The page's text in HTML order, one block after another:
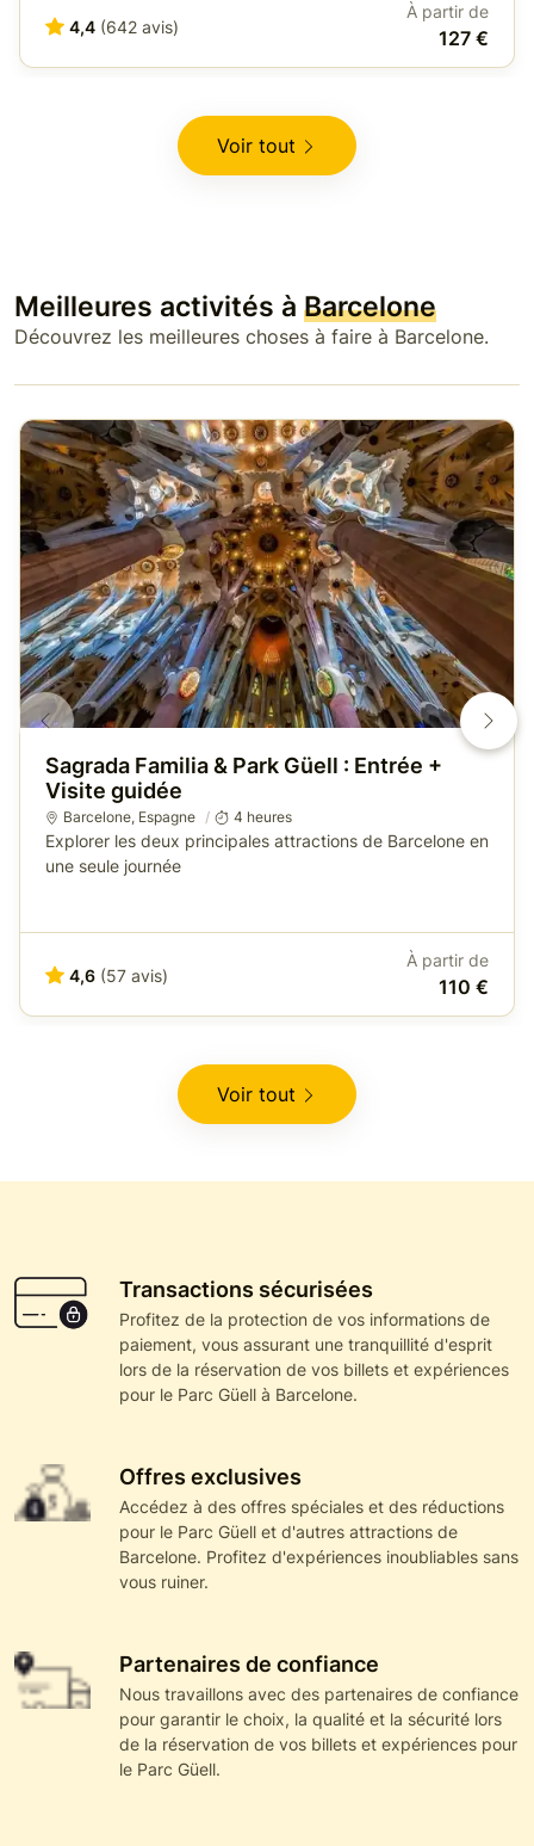
4,4 (642 avis)
À partir de
127 €
Voir tout
Meilleures activités à Barcelone
Découvrez les meilleures choses à faire à Barcelone.
Sagrada Familia & Park Güell : Entrée +
Visite guidée
Barcelone, Espagne 4 heures
Explorer les deux principales attractions de Barcelone en
une seule journée
4,6 (57 avis)
À partir de
110 €
Voir tout
Transactions sécurisées
Profitez de la protection de vos informations de
paiement, vous assurant une tranquillité d'esprit
lors de la réservation de vos billets et expériences
pour le Parc Güell à Barcelone.
Offres exclusives
Accédez à des offres spéciales et des réductions
pour le Parc Güell et d'autres attractions de
Barcelone. Profitez d'expériences inoubliables sans
vous ruiner.
Partenaires de confiance
Nous travaillons avec des partenaires de confiance
pour garantir le choix, la qualité et la sécurité lors
de la réservation de vos billets et expériences pour
le Parc Güell.